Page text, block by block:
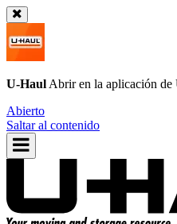
U-Haul Abrir en la aplicación de
Abierto
Saltar al contenido